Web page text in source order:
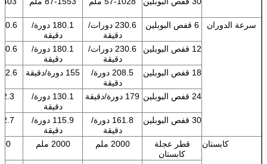
سرعة الدوران 6 قفص البوبلين
230.6 دورات/
دقيقة
180.1 دورة/
دقيقة
12 قفص البوبلين
230.6 دورات/
دقيقة
180.1 دورة/
دقيقة
18 قفص البوبلين
208.5 دورة/
دقيقة
155 دورة/دقيقة
24 قفص البوبلين
179 دورة/دقيقة
130.1 دورة/
دقيقة
30 قفص البوبلين
161.8 دورة/
دقيقة
115.9 دورة/
دقيقة
كابستان
قطر عجلة
كابستان
2000 ملم 2000 ملم